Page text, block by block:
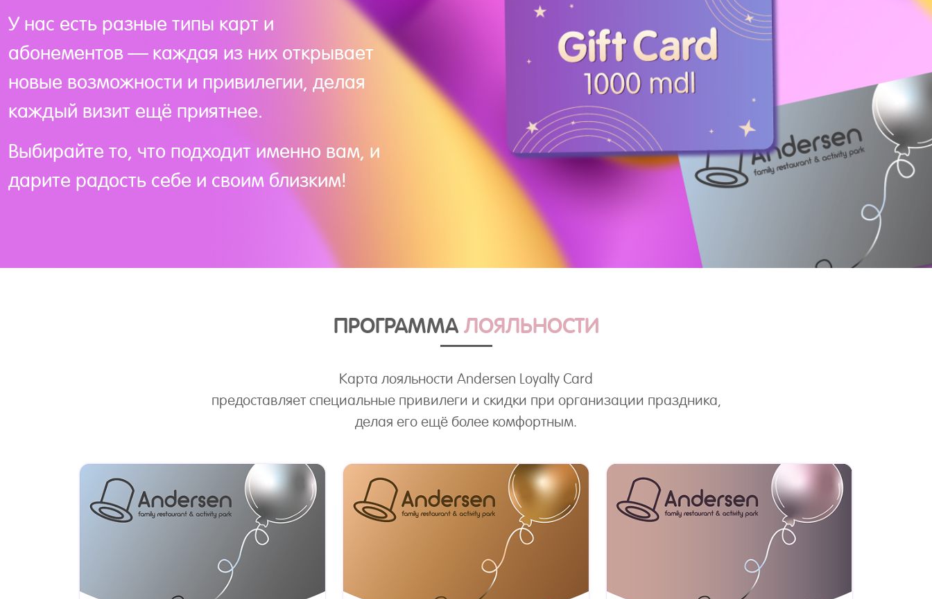
У нас есть разные типы карт и
абонементов — каждая из них открывает
новые возможности и привилегии, делая
каждый визит ещё приятнее.
Выбирайте то, что подходит именно вам, и
дарите радость себе и своим близким!
ПРОГРАММАЛОЯЛЬНОСТИ
Карта лояльности Andersen Loyalty Card
предоставляет специальные привилеги и скидки при организации праздника,
делая его ещё более комфортным.